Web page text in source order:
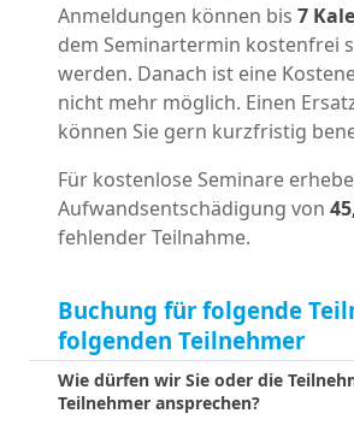
Anmeldungen können bis 7
dem Seminartermin kostenfrei
werden. Danach ist eine
nicht mehr möglich. Einen
können Sie gern kurzfristig
Für kostenlose Seminare
Aufwandsentschädigung von
fehlender Teilnahme.
Buchung für folgende
folgenden Teilnehmer
Wie dürfen wir Sie oder die
Teilnehmer ansprechen?